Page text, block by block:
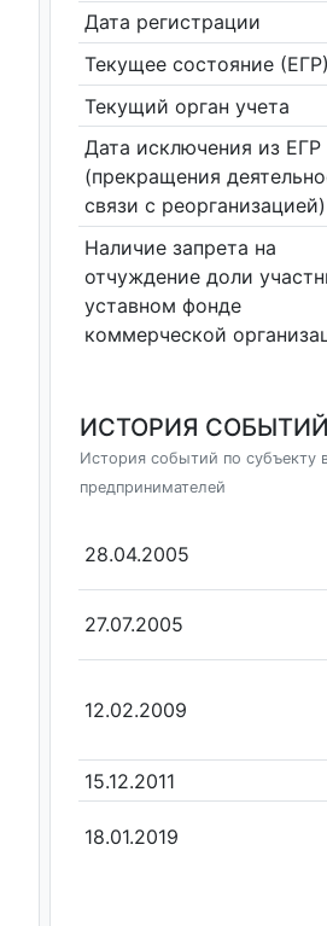
Дата регистрации
Текущее состояние (ЕГР)
Текущий орган учета
Дата исключения из ЕГР
(прекращения
связи с реорганизацией)
Наличие запрета на
отчуждение доли
уставном фонде
коммерческой
ИСТОРИЯ
История событий по субъекту
предпринимателей
28.04.2005
27.07.2005
12.02.2009
15.12.2011
18.01.2019